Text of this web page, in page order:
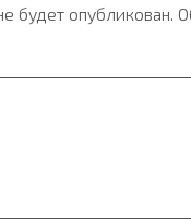
будет опубликован.